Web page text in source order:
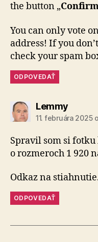
the button „
You can only vote
address! If you
check your spam
ODPOVEDAŤ
Lemmyhovorí:
11. februára 2025
Spravil som si
o rozmeroch 1 920
Odkaz na
ODPOVEDAŤ